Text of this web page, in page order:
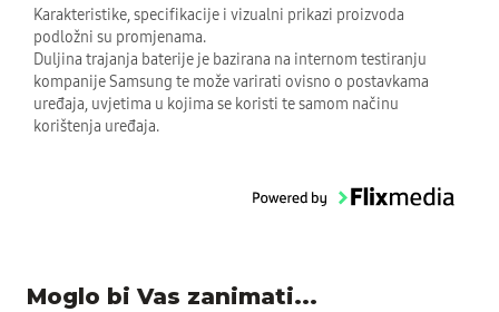
Karakteristike, specifikacije i vizualni prikazi proizvoda
podložni su promjenama.
Duljina trajanja baterije je bazirana na internom testiranju
kompanije Samsung te može varirati ovisno o postavkama
uređaja, uvjetima u kojima se koristi te samom načinu
korištenja uređaja.
Moglo bi Vas zanimati...